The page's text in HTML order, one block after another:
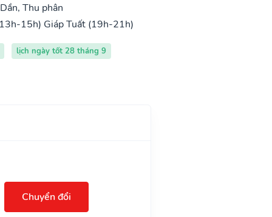
Thu phân
15h) Giáp Tuất (19h-21h)
lịch ngày tốt 28 tháng 9
Chuyển đổi